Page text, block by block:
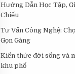
Hướng Dẫn Học Tập,
Chiếu
Tư Vấn Công Nghệ:
Gọn Gàng
Kiến thức đời sống và
khu phố